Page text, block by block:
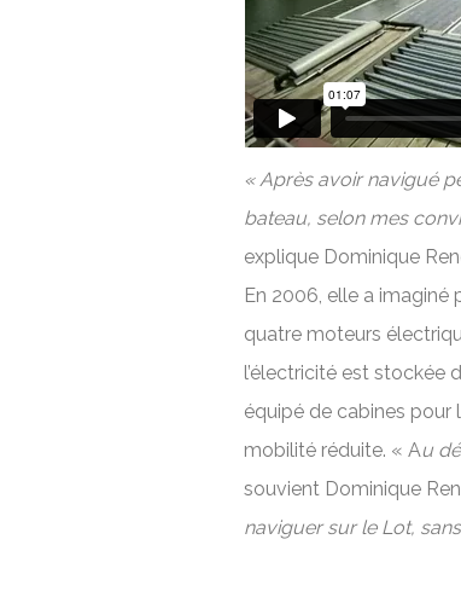
« Après avoir navigué
bateau, selon mes
explique Dominique
En 2006, elle a
quatre moteurs
l’électricité est stockée
équipé de cabines pour
mobilité réduite. « Au
souvient Dominique
naviguer sur le Lot,